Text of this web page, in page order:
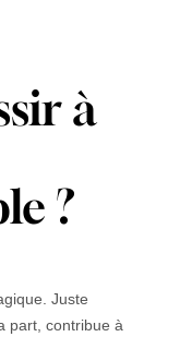
à
?
Juste
part, contribue à